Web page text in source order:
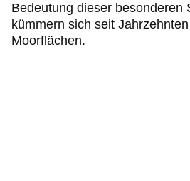
Bedeutung dieser besonderen
kümmern sich seit
Moorflächen.